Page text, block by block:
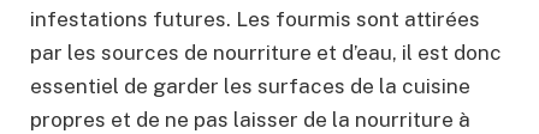
infestations futures. Les fourmis sont attirées
par les sources de nourriture et d’eau, il est donc
essentiel de garder les surfaces de la cuisine
propres et de ne pas laisser de la nourriture à